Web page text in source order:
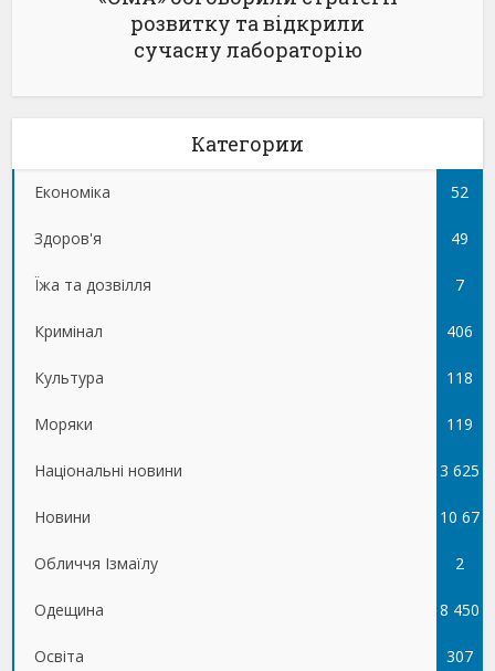
розвитку та відкрили
сучасну лабораторію
Категории
Економіка 52
Здоров'я 49
Їжа та дозвілля 7
Кримінал 406
Культура 118
Моряки 119
Національні новини 3 625
Новини 10 67
5
Обличчя Ізмаїлу 2
Одещина 8 450
Освіта 307